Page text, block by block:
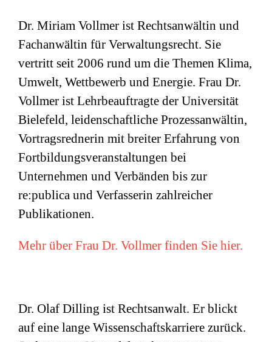
Dr. Miriam Vollmer ist Rechtsanwältin und
Fachanwältin für Verwaltungsrecht. Sie
vertritt seit 2006 rund um die Themen Klima,
Umwelt, Wettbewerb und Energie. Frau Dr.
Vollmer ist Lehrbeauftragte der Universität
Bielefeld, leidenschaftliche Prozessanwältin,
Vortragsrednerin mit breiter Erfahrung von
Fortbildungsveranstaltungen bei
Unternehmen und Verbänden bis zur
re:publica und Verfasserin zahlreicher
Publikationen.
Mehr über Frau Dr. Vollmer finden Sie hier.
Dr. Olaf Dilling ist Rechtsanwalt. Er blickt
auf eine lange Wissenschaftskarriere zurück.